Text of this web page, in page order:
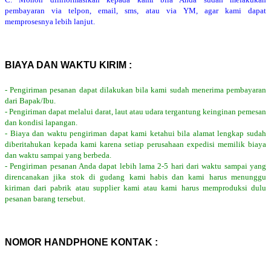
pembayaran via telpon, email, sms, atau via YM, agar kami dapat
memprosesnya lebih lanjut.
BIAYA DAN WAKTU KIRIM :
- Pengiriman pesanan dapat dilakukan bila kami sudah menerima pembayaran
dari Bapak/Ibu.
- Pengiriman dapat melalui darat, laut atau udara tergantung keinginan pemesan
dan kondisi lapangan.
- Biaya dan waktu pengiriman dapat kami ketahui bila alamat lengkap sudah
diberitahukan kepada kami karena setiap perusahaan expedisi memilik biaya
dan waktu sampai yang berbeda.
- Pengiriman pesanan Anda dapat lebih lama 2-5 hari dari waktu sampai yang
direncanakan jika stok di gudang kami habis dan kami harus menunggu
kiriman dari pabrik atau supplier kami atau kami harus memproduksi dulu
pesanan barang tersebut.
NOMOR HANDPHONE KONTAK :